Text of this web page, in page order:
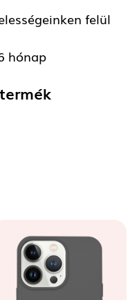
felül
hónap